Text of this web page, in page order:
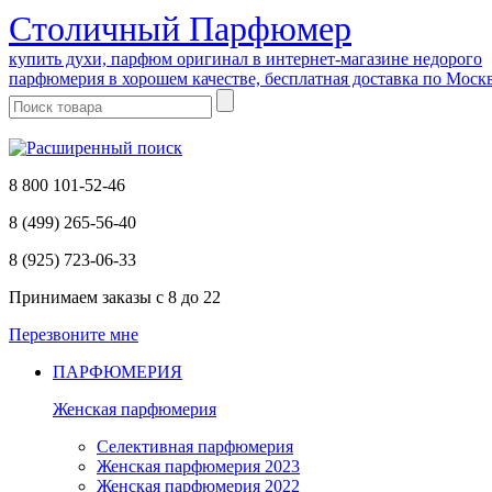
Cтоличный Парфюмер
купить духи, парфюм оригинал в интернет-магазине недорого
парфюмерия в хорошем качестве, бесплатная доставка по
8 800 101-52-46
8 (499) 265-56-40
8 (925) 723-06-33
Принимаем заказы с 8 до 22
Перезвоните мне
ПАРФЮМЕРИЯ
Женская парфюмерия
Селективная парфюмерия
Женская парфюмерия 2023
Женская парфюмерия 2022